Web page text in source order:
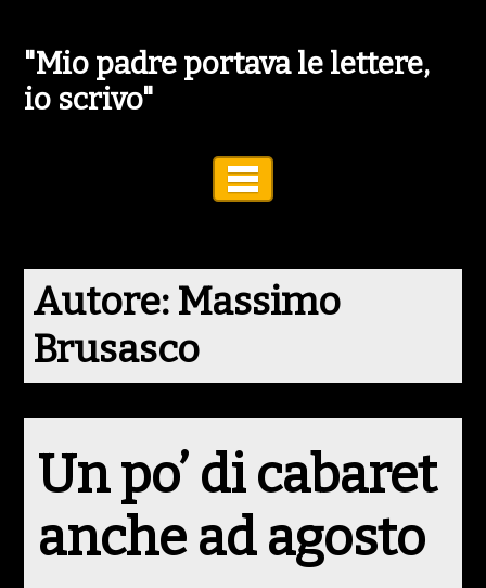
"Mio padre portava le lettere,
io scrivo"
Autore: Massimo
Brusasco
Un po’ di cabaret
anche ad agosto